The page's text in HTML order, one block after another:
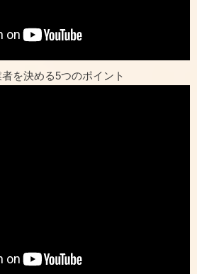
を決める5つのポイント